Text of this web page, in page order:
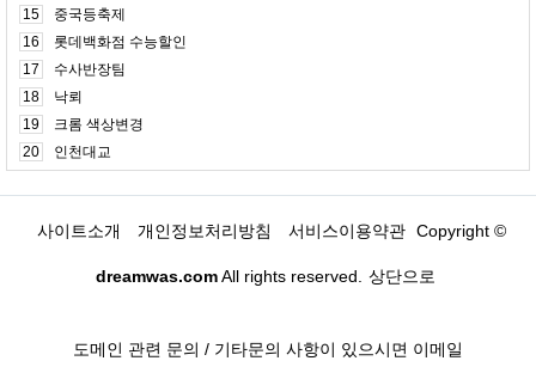
15
중국등축제
16
롯데백화점 수능할인
17
수사반장팀
18
낙뢰
19
크롬 색상변경
20
인천대교
사이트소개 개인정보처리방침 서비스이용약관 Copyright ©
dreamwas.comAll rights reserved. 상단으로
도메인 관련 문의 / 기타문의 사항이 있으시면 이메일